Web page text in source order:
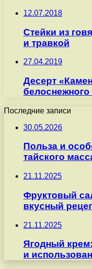
12.07.2018
Стейки из
и травкой
27.04.2019
Десерт
Последние записи
30.05.2026
Польза и
тайского
21.11.2025
Фруктовый
вкусный
21.11.2025
Ягодный
и